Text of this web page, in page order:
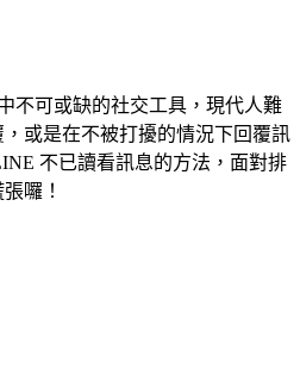
不可或缺的社交工具，現代人難
或是在不被打擾的情況下回覆訊
不已讀看訊息的方法，面對排
囉！